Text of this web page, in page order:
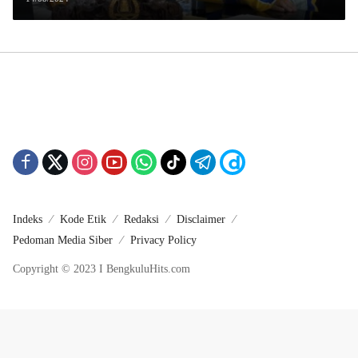
Indeks Kode Etik Redaksi
Disclaimer
Pedoman Media Siber
Privacy Policy
Copyright © 2023 I BengkuluHits.com